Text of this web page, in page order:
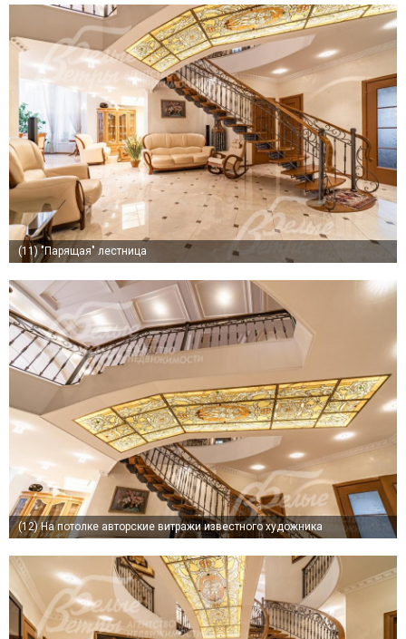
(11) "Парящая" лестница
(12)На потолке авторские витражи известного художника